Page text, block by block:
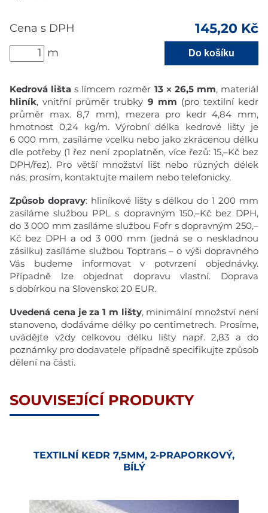
Cena s DPH 145,20 Kč
m Do košíku
Kedrová lišta s límcem rozměr 13 × 26,5 mm, materiál
hliník, vnitřní průměr trubky 9 mm (pro textilní kedr
průměr max. 8,7 mm), mezera pro kedr 4,84 mm,
hmotnost 0,24 kg/m. Výrobní délka kedrové lišty je
6 000 mm, zasíláme vcelku nebo jako zkrácenou délku
dle potřeby (1 řez není zpoplatněn, více řezů: 15,–Kč bez
DPH/řez). Pro větší množství lišt nebo různých délek
nás, prosím, kontaktujte mailem nebo telefonicky.
Způsob dopravy: hliníkové lišty s délkou do 1 200 mm
zasíláme službou PPL s dopravným 150,–Kč bez DPH,
do 3 000 mm zasíláme službou Fofr s dopravným 250,–
Kč bez DPH a od 3 000 mm (jedná se o neskladnou
zásilku) zasíláme službou Toptrans – o výši dopravného
Vás budeme informovat v potvrzení objednávky.
Případně lze objednat dopravu vlastní. Doprava
s dobírkou na Slovensko: 20 EUR.
Uvedená cena je za 1 m lišty, minimální množství není
stanoveno, dodáváme délky po centimetrech. Prosíme,
uvádějte vždy celkovou délku lišty např. 2,83 a do
poznámky pro dodavatele případně specifikujte způsob
dělení na části.
SOUVISEJÍCÍ PRODUKTY
TEXTILNÍ KEDR 7,5MM, 2-PRAPORKOVÝ,
BÍLÝ